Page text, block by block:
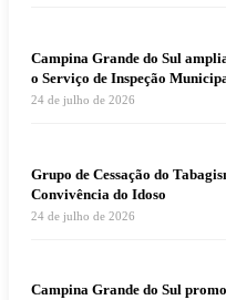
Campina Grande do Sul
o Serviço de Inspeção
24 de julho de 2026
Grupo de Cessação do
Convivência do Idoso
24 de julho de 2026
Campina Grande do Sul